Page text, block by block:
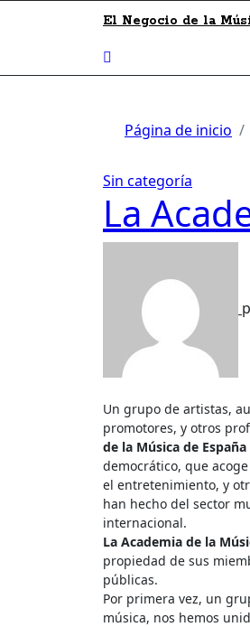
El Negocio de la
Página de inicio
Sin categoría
La
Un grupo de artistas,
promotores, y otros
de la Música de España
democrático, que
el entretenimiento, y
han hecho del sector
internacional.
La Academia de la
propiedad de sus
públicas.
Por primera vez, un
música, nos hemos